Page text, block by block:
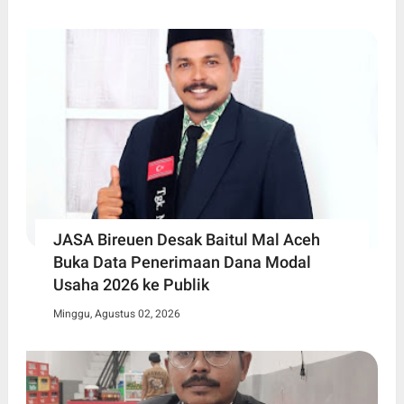
JASA Bireuen Desak Baitul Mal Aceh
Buka Data Penerimaan Dana Modal
Usaha 2026 ke Publik
Minggu, Agustus 02, 2026